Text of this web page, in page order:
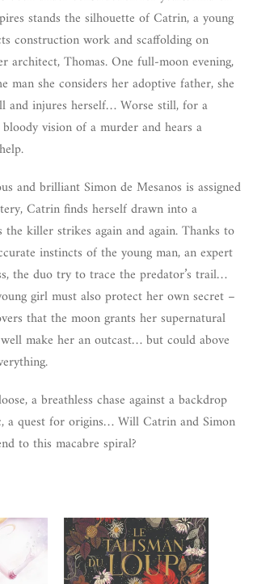
stands the silhouette of Catrin, a young
construction work and scaffolding on
architect, Thomas. One full-moon evening,
man she considers her adoptive father, she
and injures herself… Worse still, for a
vision of a murder and hears a
and brilliant Simon de Mesanos is assigned
Catrin finds herself drawn into a
the killer strikes again and again. Thanks to
instincts of the young man, an expert
the duo try to trace the predator’s trail…
girl must also protect her own secret –
that the moon grants her supernatural
make her an outcast… but could above
a breathless chase against a backdrop
a quest for origins… Will Catrin and Simon
to this macabre spiral?